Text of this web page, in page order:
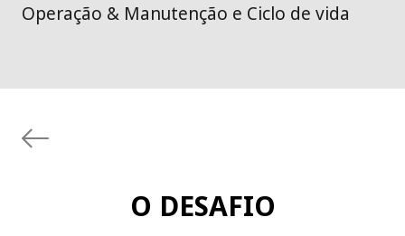
Operação & Manutenção e Ciclo de vida
O DESAFIO